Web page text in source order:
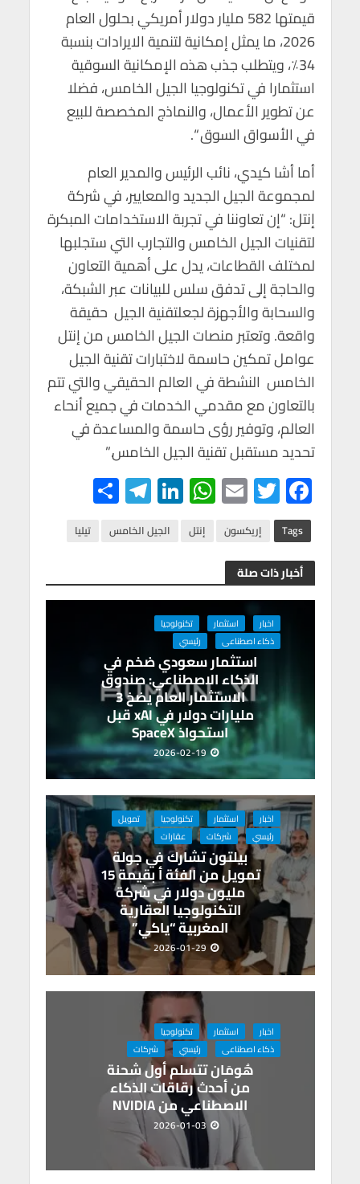
قيمتها 582 مليار دولار أمريكي بحلول العام
2026، ما يمثل إمكانية لتنمية الايرادات بنسبة
34٪، ويتطلب جذب هذه الإمكانية السوقية
استثمارا في تكنولوجيا الجيل الخامس، فضلا
عن تطوير الأعمال، والنماذج المخصصة للبيع
في الأسواق السوق “.
أما أشا كيدي، نائب الرئيس والمدير العام
لمجموعة الجيل الجديد والمعايير، في شركة
إنتل: “إن تعاوننا في تجربة الاستخدامات المبكرة
لتقنيات الجيل الخامس والتجارب التي ستجلبها
لمختلف القطاعات، يدل على أهمية التعاون
والحاجة إلى تدفق سلس للبيانات عبر الشبكة،
والسحابة والأجهزة لجعلتقنية الجيل حقيقة
واقعة. وتعتبر منصات الجيل الخامس من إنتل
عوامل تمكين حاسمة لاختبارات تقنية الجيل
الخامس النشطة في العالم الحقيقي والتي تتم
بالتعاون مع مقدمي الخدمات في جميع أنحاء
العالم، وتوفير رؤى حاسمة والمساعدة في
تحديد مستقبل تقنية الجيل الخامس.”
F
ac
e
b
o
o
k
T
wi
tt
er
E
m
ail
W
h
at
A
p
p
Li
n
ke
n
Te
le
gr
m
h
ar Tags إريكسون إنتل الجيل الخامس تيليا
أخبار ذات صلة
اخبار استثمار
تكنولوجيا
ذكاء اصطناعى
رئيسي
استثمار سعودي ضخم في
الذكاء الاصطناعي: صندوق
الاستثمار العام يضخ 3
مليارات دولار في xAI قبل
استحواذ SpaceX
2026-02-19
اخبار استثمار تكنولوجيا
تمويل
رئيسي
شركات عقارات
بيلتون تشارك في جولة
تمويل من الفئة أ بقيمة 15
مليون دولار في شركة
التكنولوجيا العقارية
المغربية “ياكي”
2026-01-29
اخبار استثمار
تكنولوجيا
ذكاء اصطناعى
رئيسي شركات
هُومَان تتسلم أول شحنة
من أحدث رقاقات الذكاء
الاصطناعي من NVIDIA
2026-01-03